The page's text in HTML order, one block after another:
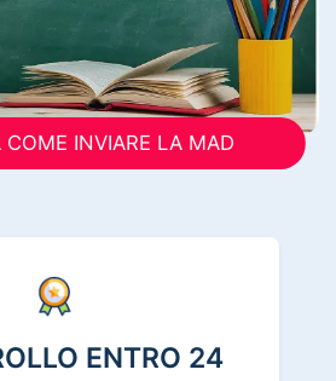
COME INVIARE LA MAD
ENTRO 24